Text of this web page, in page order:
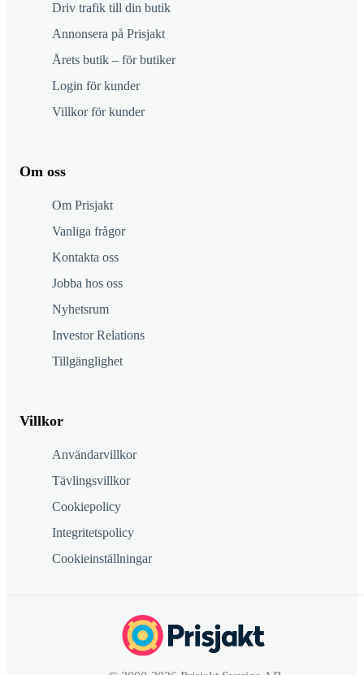
Driv trafik till din butik
Annonsera på Prisjakt
Årets butik – för butiker
Login för kunder
Villkor för kunder
Om oss
Om Prisjakt
Vanliga frågor
Kontakta oss
Jobba hos oss
Nyhetsrum
Investor Relations
Tillgänglighet
Villkor
Användarvillkor
Tävlingsvillkor
Cookiepolicy
Integritetspolicy
Cookieinställningar